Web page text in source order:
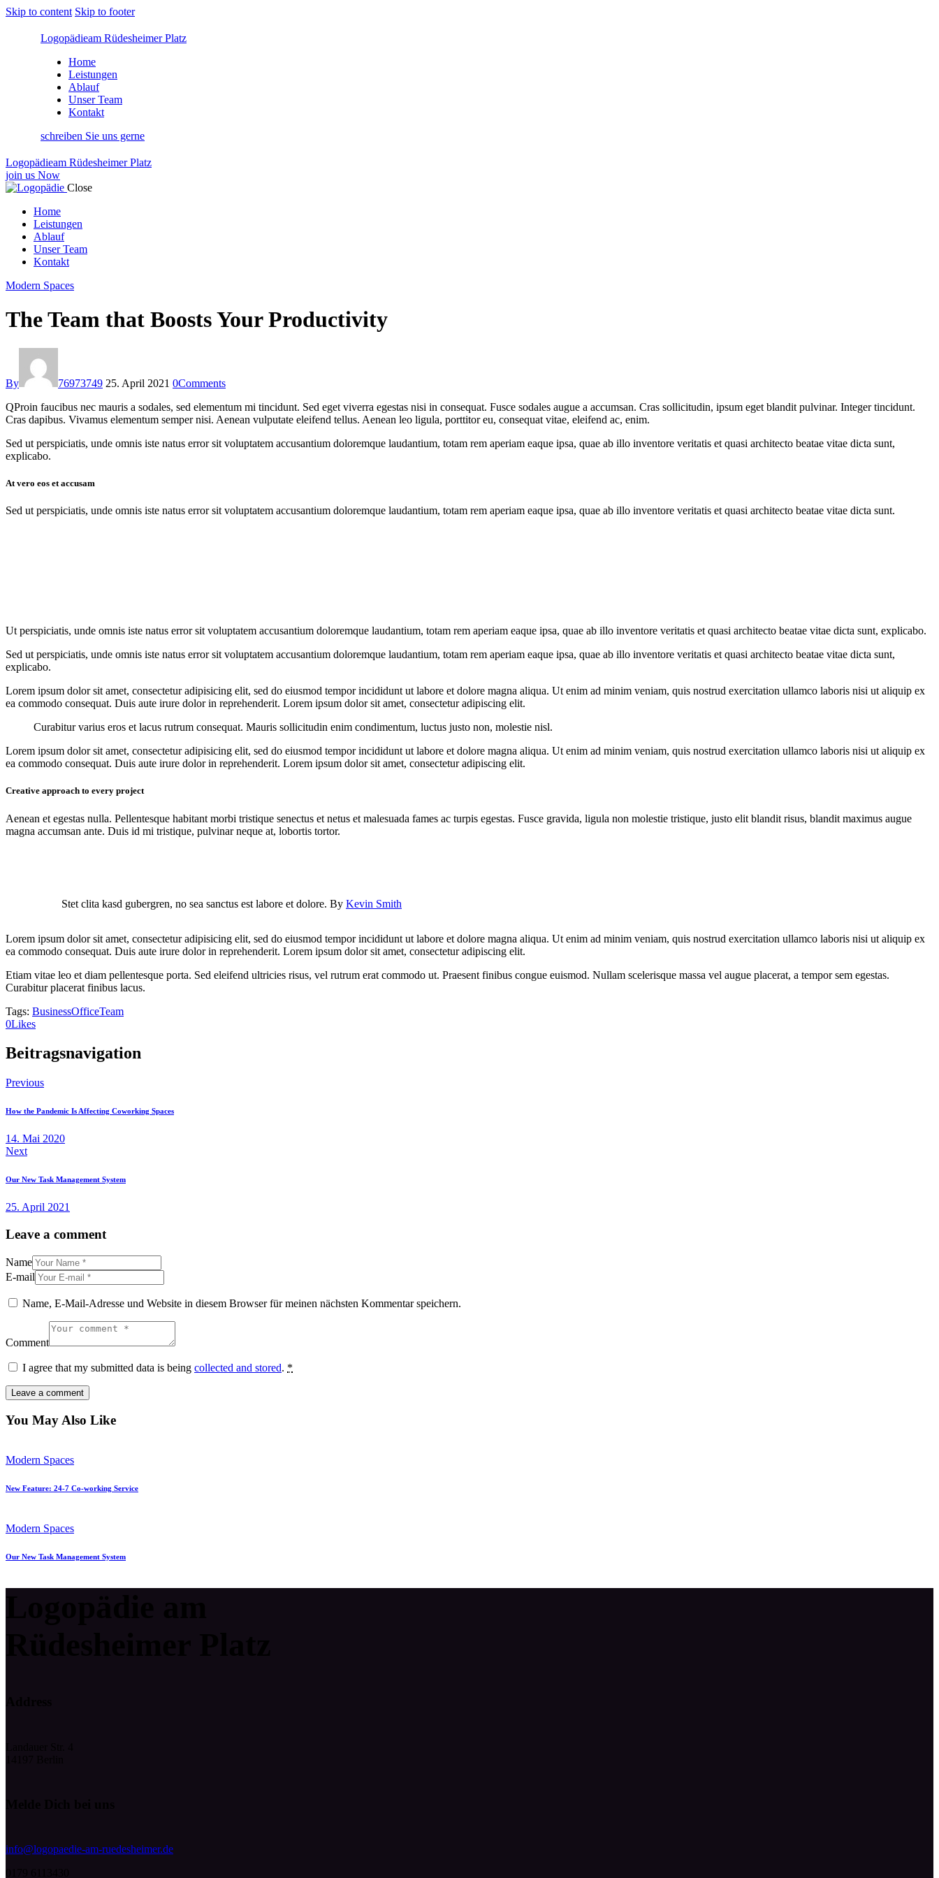
Skip to content Skip to footer
Logopädieam Rüdesheimer Platz
Home
Leistungen
Ablauf
Unser Team
Kontakt
schreiben Sie uns gerne
Logopädieam Rüdesheimer Platz
join us Now
Close
Home
Leistungen
Ablauf
Unser Team
Kontakt
Modern Spaces
The Team that Boosts Your Productivity
By 76973749 25. April 2021 0Comments
QProin faucibus nec mauris a sodales, sed elementum mi tincidunt. Sed eget viverra egestas nisi in consequat. Fusce sodales augue a accumsan. Cras sollicitudin, ipsum eget blandit pulvinar. Integer tincidunt.
Cras dapibus. Vivamus elementum semper nisi. Aenean vulputate eleifend tellus. Aenean leo ligula, porttitor eu, consequat vitae, eleifend ac, enim.
Sed ut perspiciatis, unde omnis iste natus error sit voluptatem accusantium doloremque laudantium, totam rem aperiam eaque ipsa, quae ab illo inventore veritatis et quasi architecto beatae vitae dicta sunt,
explicabo.
At vero eos et accusam
Sed ut perspiciatis, unde omnis iste natus error sit voluptatem accusantium doloremque laudantium, totam rem aperiam eaque ipsa, quae ab illo inventore veritatis et quasi architecto beatae vitae dicta sunt.
Ut perspiciatis, unde omnis iste natus error sit voluptatem accusantium doloremque laudantium, totam rem aperiam eaque ipsa, quae ab illo inventore veritatis et quasi architecto beatae vitae dicta sunt, explicabo.
Sed ut perspiciatis, unde omnis iste natus error sit voluptatem accusantium doloremque laudantium, totam rem aperiam eaque ipsa, quae ab illo inventore veritatis et quasi architecto beatae vitae dicta sunt,
explicabo.
Lorem ipsum dolor sit amet, consectetur adipisicing elit, sed do eiusmod tempor incididunt ut labore et dolore magna aliqua. Ut enim ad minim veniam, quis nostrud exercitation ullamco laboris nisi ut aliquip ex
ea commodo consequat. Duis aute irure dolor in reprehenderit. Lorem ipsum dolor sit amet, consectetur adipiscing elit.
Curabitur varius eros et lacus rutrum consequat. Mauris sollicitudin enim condimentum, luctus justo non, molestie nisl.
Lorem ipsum dolor sit amet, consectetur adipisicing elit, sed do eiusmod tempor incididunt ut labore et dolore magna aliqua. Ut enim ad minim veniam, quis nostrud exercitation ullamco laboris nisi ut aliquip ex
ea commodo consequat. Duis aute irure dolor in reprehenderit. Lorem ipsum dolor sit amet, consectetur adipiscing elit.
Creative approach to every project
Aenean et egestas nulla. Pellentesque habitant morbi tristique senectus et netus et malesuada fames ac turpis egestas. Fusce gravida, ligula non molestie tristique, justo elit blandit risus, blandit maximus augue
magna accumsan ante. Duis id mi tristique, pulvinar neque at, lobortis tortor.
Stet clita kasd gubergren, no sea sanctus est labore et dolore. By Kevin Smith
Lorem ipsum dolor sit amet, consectetur adipisicing elit, sed do eiusmod tempor incididunt ut labore et dolore magna aliqua. Ut enim ad minim veniam, quis nostrud exercitation ullamco laboris nisi ut aliquip ex
ea commodo consequat. Duis aute irure dolor in reprehenderit. Lorem ipsum dolor sit amet, consectetur adipiscing elit.
Etiam vitae leo et diam pellentesque porta. Sed eleifend ultricies risus, vel rutrum erat commodo ut. Praesent finibus congue euismod. Nullam scelerisque massa vel augue placerat, a tempor sem egestas.
Curabitur placerat finibus lacus.
Tags: BusinessOfficeTeam
0Likes
Beitragsnavigation
Previous
How the Pandemic Is Affecting Coworking Spaces
14. Mai 2020
Next
Our New Task Management System
25. April 2021
Leave a comment
Name
E-mail
Name, E-Mail-Adresse und Website in diesem Browser für meinen nächsten Kommentar speichern.
Comment
I agree that my submitted data is being collected and stored. *
You May Also Like
Modern Spaces
New Feature: 24-7 Co-working Service
Modern Spaces
Our New Task Management System
info@logopaedie-am-ruedesheimer.de